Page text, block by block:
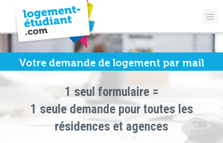
Votre demande de logement par mail
1 seul formulaire =
1 seule demande pour toutes les
résidences et agences